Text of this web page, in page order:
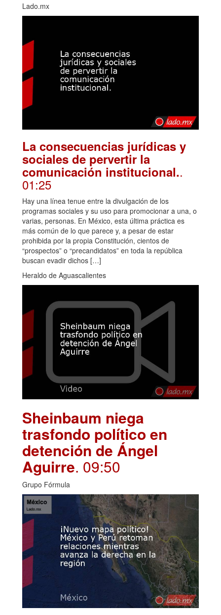
Lado.mx
La consecuencias jurídicas y
sociales de pervertir la
comunicación institucional..
01:25
Hay una línea tenue entre la divulgación de los
programas sociales y su uso para promocionar a una, o
varias, personas. En México, esta última práctica es
más común de lo que parece y, a pesar de estar
prohibida por la propia Constitución, cientos de
“prospectos” o “precandidatos” en toda la república
buscan evadir dichos […]
Heraldo de Aguascalientes
Sheinbaum niega
trasfondo político en
detención de Ángel
Aguirre. 09:50
Grupo Fórmula